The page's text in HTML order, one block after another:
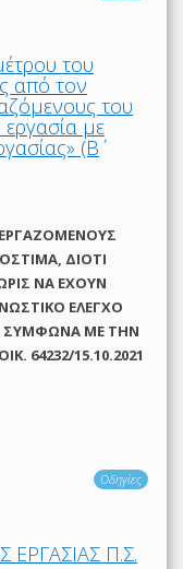
του
από τον
του
με
(Β΄
ΔΙΟΤΙ
ΝΑ ΕΧΟΥΝ
ΕΛΕΓΧΟ
ΣΥΜΦΩΝΑ ΜΕ THN
64232/15.10.2021
Οδηγίες
Π.Σ.